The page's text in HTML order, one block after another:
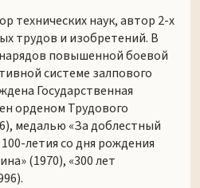
технических наук, автор 2-х
трудов и изобретений. В
повышенной боевой
системе залпового
Государственная
орденом Трудового
медалью «За доблестный
летия со дня рождения
(1970), «300 лет